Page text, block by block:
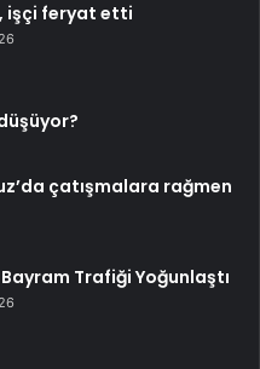
işçi feryat etti
çatışmalara rağmen
Bayram Trafiği Yoğunlaştı